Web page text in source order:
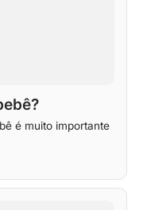
é muito importante